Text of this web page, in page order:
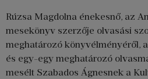
Rúzsa Magdolna énekesnő, az
mesekönyv szerzője olvasási
meghatározó könyvélményéről,
és egy-egy meghatározó
mesélt Szabados Ágnesnek a